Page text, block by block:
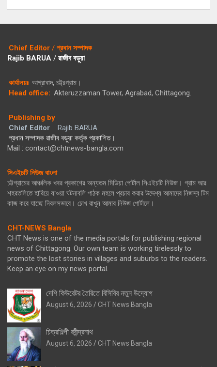
Chief Editor / প্রধান সম্পাদক
Rajib BARUA / রাজীব বড়ুয়া
কার্যালয়ঃ আগ্রাবাদ, চট্ট্রগ্রাম।
Head office: Akteruzzaman Tower, Agrabad, Chittagong.
Publishing by
Chief Editor
Rajib BARUA
প্রধান সম্পাদক রাজীব বড়ুয়া কর্তৃক প্রকাশিত।
Mail : contact@chtnews-bangla.com
সিএইচটি নিউজ বাংলা
চট্টগ্রামের আঞ্চলিক খবর প্রকাশের অন্যতম মিডিয়া পোর্টাল সিএইচটি নিউজ। গ্রাম আর
শহরতলিতে হারিয়ে যাওয়া ঘটনাবলি পাঠক মহলে প্রচার করার উদ্দেশ্য আমাদের নিজস্ব টিম
কাজ করে যাচ্ছে নিরলসভাবে। চোখ রাখুন আমার নিউজ পোর্টালে।
CHT-NEWS Bangla
CHT News is one of the media portals for publishing regional
news of Chittagong. Our own team is working tirelessly to
promote the lost stories in villages and suburbs to the readers.
Keep an eye on my news portal.
দেশি কিউরেটর তৈরিতে বিসিবির নতুন উদ্যোগ
August 6, 2026 CHT News Bangla
চিত্রশিল্পী রবীন্দ্রনাথ
August 6, 2026 CHT News Bangla